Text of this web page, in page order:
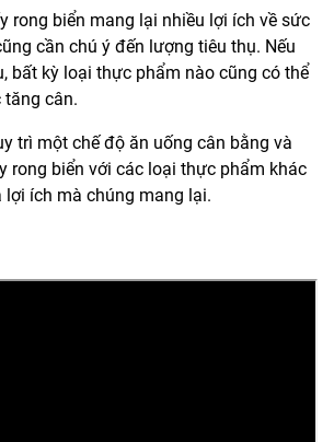
rong biển mang lại nhiều lợi ích về sức
cần chú ý đến lượng tiêu thụ. Nếu
bất kỳ loại thực phẩm nào cũng có thể
tăng cân.
trì một chế độ ăn uống cân bằng và
rong biển với các loại thực phẩm khác
ích mà chúng mang lại.